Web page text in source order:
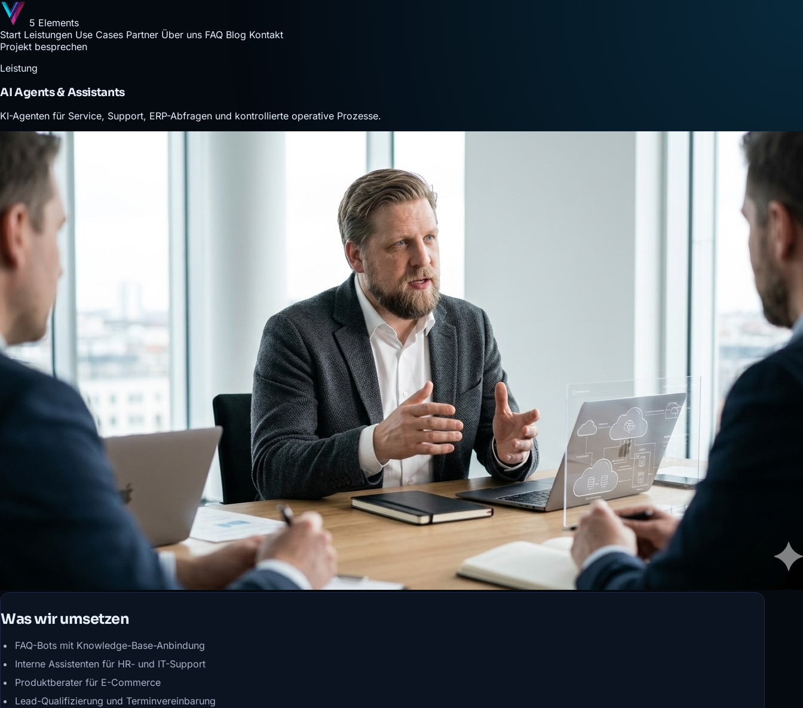
5 Elements
Start Leistungen Use Cases Partner Über uns FAQ Blog Kontakt
Projekt besprechen
Leistung
AI Agents & Assistants
KI-Agenten für Service, Support, ERP-Abfragen und kontrollierte operative Prozesse.
Was wir umsetzen
FAQ-Bots mit Knowledge-Base-Anbindung
Interne Assistenten für HR- und IT-Support
Produktberater für E-Commerce
Lead-Qualifizierung und Terminvereinbarung